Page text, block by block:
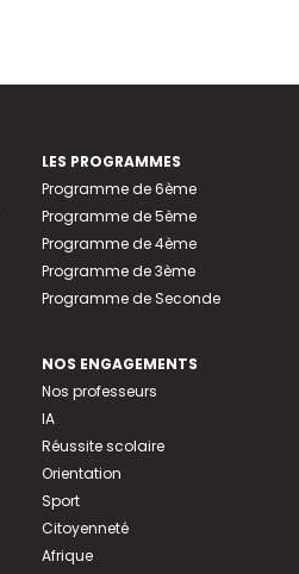
LES PROGRAMMES
Programme de 6ème
Programme de 5ème
Programme de 4ème
Programme de 3ème
Programme de Seconde
NOS ENGAGEMENTS
Nos professeurs
IA
Réussite scolaire
Orientation
Sport
Citoyenneté
Afrique